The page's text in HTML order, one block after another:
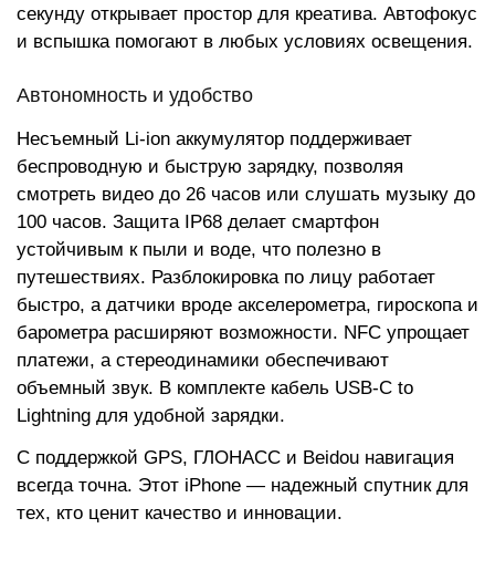
секунду открывает простор для креатива. Автофокус
и вспышка помогают в любых условиях освещения.
Автономность и удобство
Несъемный Li-ion аккумулятор поддерживает
беспроводную и быструю зарядку, позволяя
смотреть видео до 26 часов или слушать музыку до
100 часов. Защита IP68 делает смартфон
устойчивым к пыли и воде, что полезно в
путешествиях. Разблокировка по лицу работает
быстро, а датчики вроде акселерометра, гироскопа и
барометра расширяют возможности. NFC упрощает
платежи, а стереодинамики обеспечивают
объемный звук. В комплекте кабель USB-C to
Lightning для удобной зарядки.
С поддержкой GPS, ГЛОНАСС и Beidou навигация
всегда точна. Этот iPhone — надежный спутник для
тех, кто ценит качество и инновации.